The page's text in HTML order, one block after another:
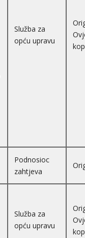
Služba za
opću upravu
Podnosioc
zahtjeva
Služba za
opću upravu